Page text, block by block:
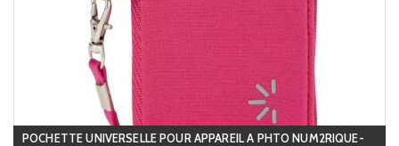
POCHETTE UNIVERSELLE POUR APPAREIL A PHTO NUM2RIQUE-